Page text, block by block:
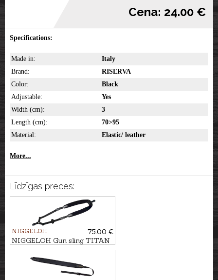
Cena: 24.00 €
Specifications:
Made in:
Italy
Brand:
RISERVA
Color:
Black
Adjustable:
Yes
Width (cm):
3
Length (cm):
70>95
Material:
Elastic/ leather
More...
Līdzīgas preces:
NIGGELOH
75.00 €
NIGGELOH Gun sling TITAN
II BLACK